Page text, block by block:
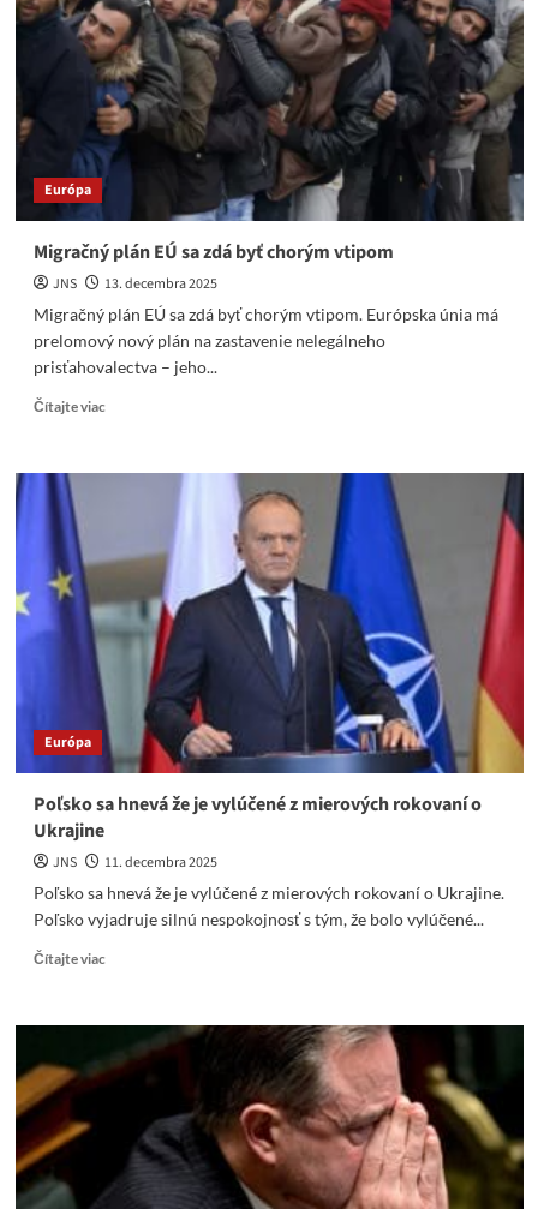
poriadku
po
studenej
vojne
&
Trumpova
tvrdá
diagnóza
Európa
Migračný plán EÚ sa zdá byť chorým vtipom
JNS
13. decembra 2025
Migračný plán EÚ sa zdá byť chorým vtipom. Európska únia má
prelomový nový plán na zastavenie nelegálneho
prisťahovalectva – jeho...
Čítajte viacRead
Migračný
zdá
chorým
vtipom
Európa
Poľsko sa hnevá že je vylúčené z mierových rokovaní o
Ukrajine
JNS
11. decembra 2025
Poľsko sa hnevá že je vylúčené z mierových rokovaní o Ukrajine.
Poľsko vyjadruje silnú nespokojnosť s tým, že bolo vylúčené...
Čítajte viacRead
Poľsko
hnevá
vylúčené
mierových